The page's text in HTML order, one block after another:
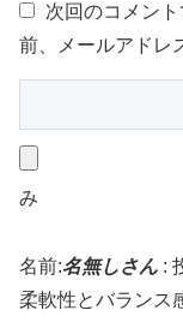
次回のコメン
前、メールアドレ
み
名前:名無しさん :
柔軟性とバランス